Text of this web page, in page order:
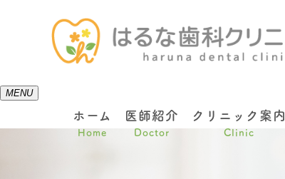
MENU
ホーム
Home
医師紹介
Doctor
クリニック案内
Clinic